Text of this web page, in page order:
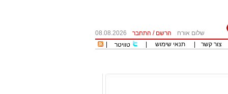
שלום אורח הרשם / התחבר
08.08.2026
צור קשר תנאי שימוש טוויטר